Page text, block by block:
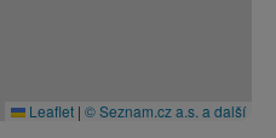
Leaflet | © Seznam.cz a.s. a další